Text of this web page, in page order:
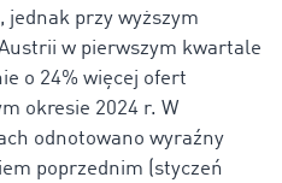
przy wyższym
w pierwszym kwartale
o 24% więcej ofert
okresie 2024 r. W
odnotowano wyraźny
poprzednim (styczeń